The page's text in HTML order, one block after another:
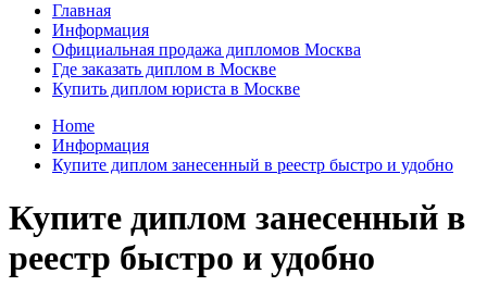
Главная
Информация
Официальная продажа дипломов Москва
Где заказать диплом в Москве
Купить диплом юриста в Москве
Home
Информация
Купите диплом занесенный в реестр быстро и удобно
Купите диплом занесенный в
реестр быстро и удобно